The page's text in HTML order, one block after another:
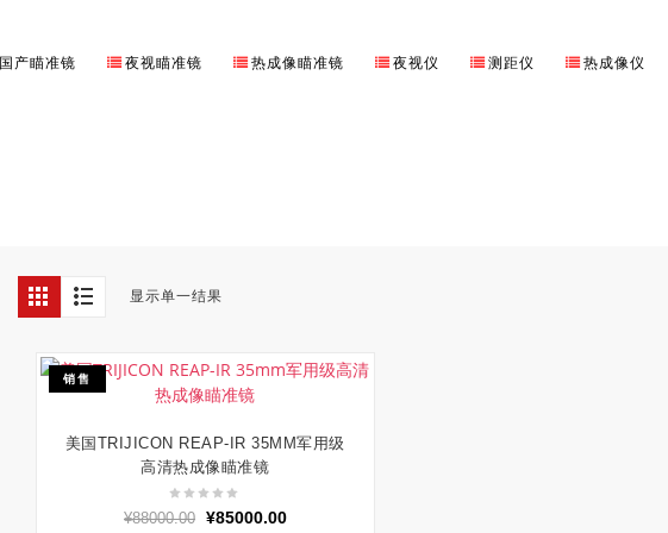
国产瞄准镜 夜视瞄准镜 热成像瞄准镜 夜视仪 测距仪 热成像仪
显示单一结果
销售
加入购物车
美国TRIJICON REAP-IR 35MM军用级
高清热成像瞄准镜
¥88000.00
原
¥85000.00当